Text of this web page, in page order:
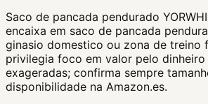
Saco de pancada pendurado
encaixa em saco de pancada
ginasio domestico ou zona de treino
privilegia foco em valor pelo dinheiro
exageradas; confirma sempre
disponibilidade na Amazon.es.